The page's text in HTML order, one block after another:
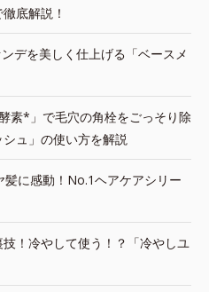
底解説！
デを美しく仕上げる「ベースメ
素*」で毛穴の角栓をごっそり除
ュ」の使い方を解説
髪に感動！No.1ヘアケアシリー
技！冷やして使う！？「冷やしユ